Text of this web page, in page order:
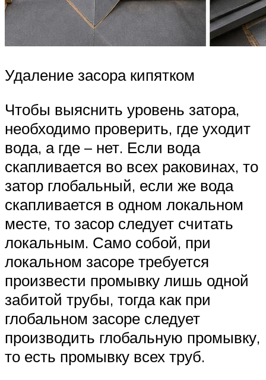
Удаление засора кипятком
Чтобы выяснить уровень затора,
необходимо проверить, где уходит
вода, а где – нет. Если вода
скапливается во всех раковинах, то
затор глобальный, если же вода
скапливается в одном локальном
месте, то засор следует считать
локальным. Само собой, при
локальном засоре требуется
произвести промывку лишь одной
забитой трубы, тогда как при
глобальном засоре следует
производить глобальную промывку,
то есть промывку всех труб.